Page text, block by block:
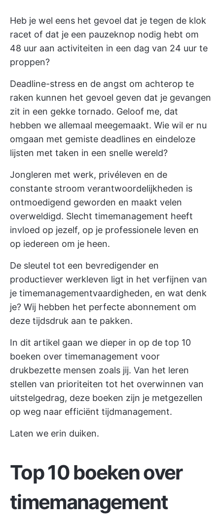
Heb je wel eens het gevoel dat je tegen de klok
racet of dat je een pauzeknop nodig hebt om
48 uur aan activiteiten in een dag van 24 uur te
proppen?
Deadline-stress en de angst om achterop te
raken kunnen het gevoel geven dat je gevangen
zit in een gekke tornado. Geloof me, dat
hebben we allemaal meegemaakt. Wie wil er nu
omgaan met gemiste deadlines en eindeloze
lijsten met taken in een snelle wereld?
Jongleren met werk, privéleven en de
constante stroom verantwoordelijkheden is
ontmoedigend geworden en maakt velen
overweldigd. Slecht timemanagement heeft
invloed op jezelf, op je professionele leven en
op iedereen om je heen.
De sleutel tot een bevredigender en
productiever werkleven ligt in het verfijnen van
je timemanagementvaardigheden, en wat denk
je? Wij hebben het perfecte abonnement om
deze tijdsdruk aan te pakken.
In dit artikel gaan we dieper in op de top 10
boeken over timemanagement voor
drukbezette mensen zoals jij. Van het leren
stellen van prioriteiten tot het overwinnen van
uitstelgedrag, deze boeken zijn je metgezellen
op weg naar efficiënt tijdmanagement.
Laten we erin duiken.
Top 10 boeken over
timemanagement